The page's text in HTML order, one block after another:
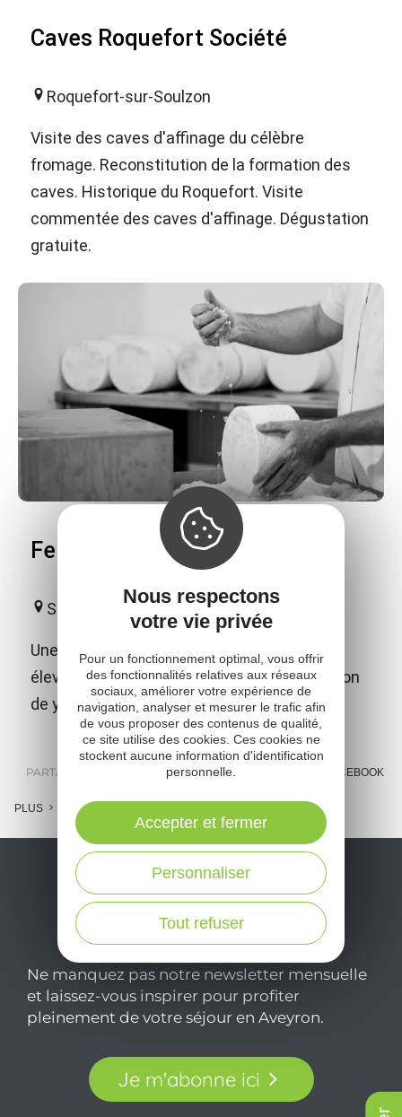
Caves Roquefort Société
Roquefort-sur-Soulzon
Visite des caves d'affinage du célèbre
fromage. Reconstitution de la formation des
caves. Historique du Roquefort. Visite
commentée des caves d'affinage. Dégustation
gratuite.
Ferme d'Alcas
Saint-Jean-et-Saint-Paul
Une ferme en Agriculture Biodynamique
élevant des brebis laitières pour la fabrication
de yaourts et de fromage fermier.
PARTAGER : E-MAIL MESSENGER FACEBOOK
PLUS
Ne manquez pas notre newsletter mensuelle
et laissez-vous inspirer pour profiter
pleinement de votre séjour en Aveyron.
Je m'abonne ici
Nous respectons
votre vie privée
Pour un fonctionnement optimal, vous offrir
des fonctionnalités relatives aux réseaux
sociaux, améliorer votre expérience de
navigation, analyser et mesurer le trafic afin
de vous proposer des contenus de qualité,
ce site utilise des cookies. Ces cookies ne
stockent aucune information d'identification
personnelle.
Tout refuser
Personnaliser
Accepter et fermer